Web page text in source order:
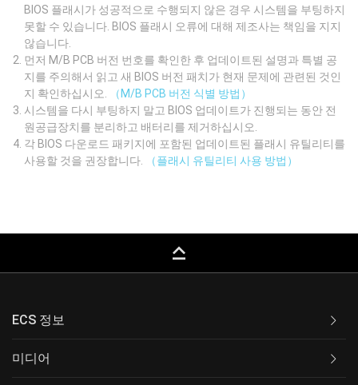
BIOS 플래시가 성공적으로 수행되지 않은 경우 시스템을 부팅하지
못할 수 있습니다. BIOS 플래시 오류에 대해 제조사는 책임을 지지
않습니다.
먼저 M/B PCB 버전 번호를 확인한 후 업데이트된 설명과 특별 공
지를 주의해서 읽고 새 BIOS 버전 패치가 현재 문제에 관련된 것인
지 확인하십시오.
（M/B PCB 버전 식별 방법）
시스템을 다시 부팅하지 말고 BIOS 업데이트가 진행되는 동안 전
원공급장치를 분리하고 배터리를 제거하십시오.
각 BIOS 다운로드 패키지에 포함된 업데이트된 플래시 유틸리티를
사용할 것을 권장합니다.
（플래시 유틸리티 사용 방법）
keyboard_capslock
ECS 정보
미디어